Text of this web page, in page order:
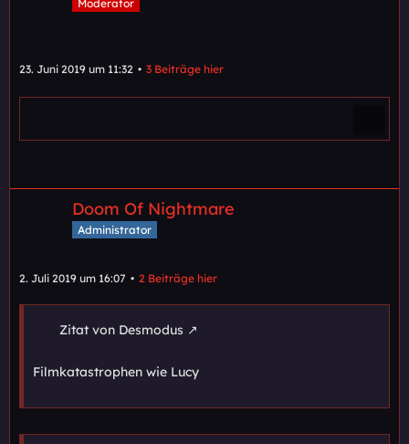
Moderator
23. Juni 2019 um 11:32 3 Beiträge hier
Doom Of Nightmare
Administrator
2. Juli 2019 um 16:07 2 Beiträge hier
Zitat von Desmodus
Filmkatastrophen wie Lucy